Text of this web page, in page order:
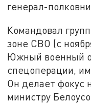
генерал-
Командовал
зоне СВО (с
Южный военный
спецоперации,
Он делает фокус
министру